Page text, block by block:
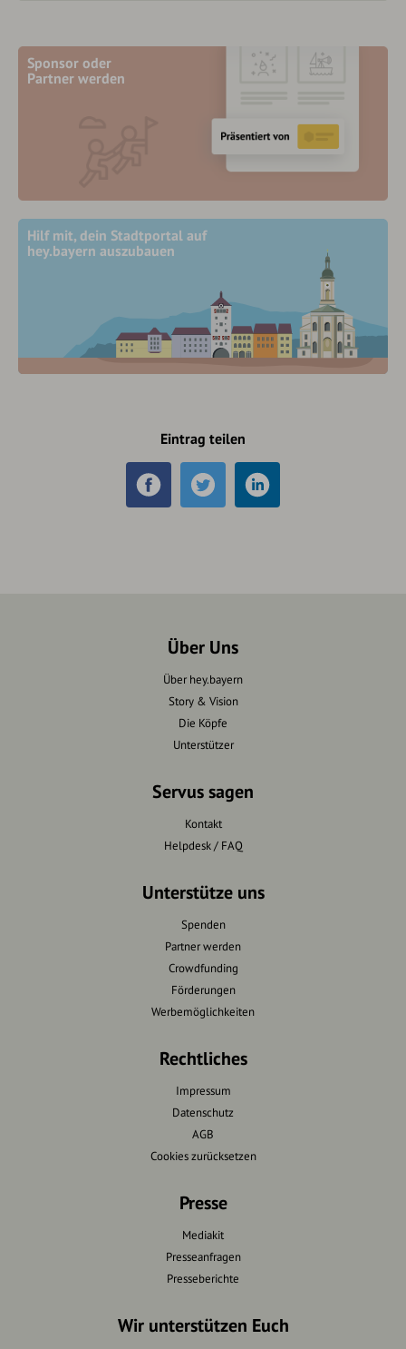
Sponsor oder
Partner werden
Hilf mit, dein Stadtportal auf
hey.bayern auszubauen
Eintrag teilen
Über Uns
Über hey.bayern
Story & Vision
Die Köpfe
Unterstützer
Servus sagen
Kontakt
Helpdesk / FAQ
Unterstütze uns
Spenden
Partner werden
Crowdfunding
Förderungen
Werbemöglichkeiten
Rechtliches
Impressum
Datenschutz
AGB
Cookies zurücksetzen
Presse
Mediakit
Presseanfragen
Presseberichte
Wir unterstützen Euch